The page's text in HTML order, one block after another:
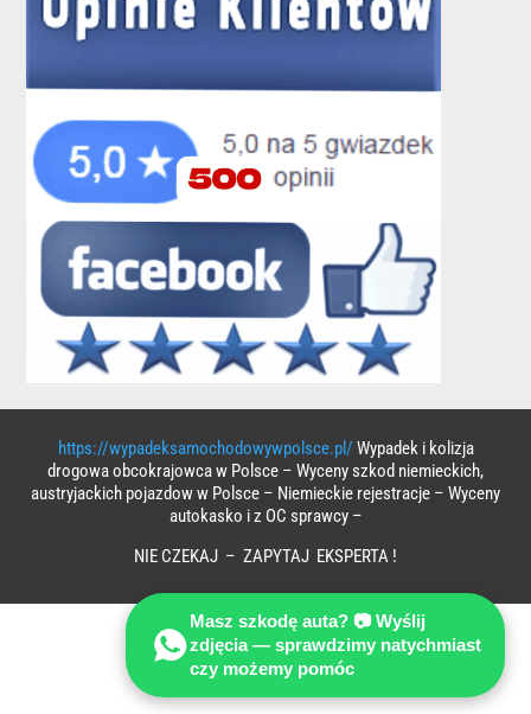
https://wypadeksamochodowywpolsce.pl/ Wypadek i kolizja
drogowa obcokrajowca w Polsce – Wyceny szkod niemieckich,
austryjackich pojazdow w Polsce – Niemieckie rejestracje – Wyceny
autokasko i z OC sprawcy –
NIE CZEKAJ – ZAPYTAJ EKSPERTA !
Masz szkodę auta? 📷 Wyślij
zdjęcia — sprawdzimy natychmiast
czy możemy pomóc